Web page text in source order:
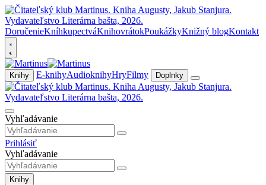
DoručenieKníhkupectváKnihovrátokPoukážkyKnižný blogKontakt
Knihy E-knihyAudioknihyHryFilmy Doplnky
Vyhľadávanie
Prihlásiť
Vyhľadávanie
Knihy